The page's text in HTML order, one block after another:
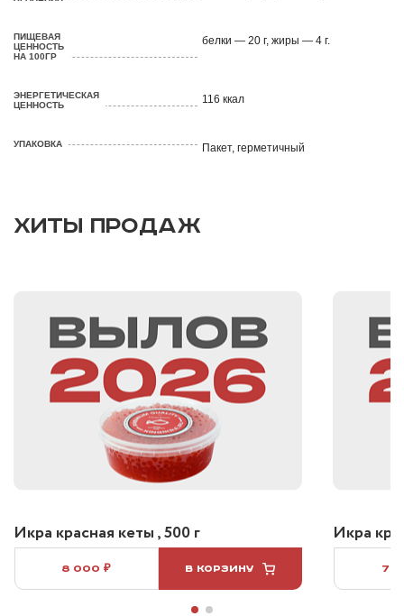
ПИЩЕВАЯ
ЦЕННОСТЬ
НА 100ГР
белки — 20 г, жиры — 4 г.
ЭНЕРГЕТИЧЕСКАЯ
ЦЕННОСТЬ
116 ккал
УПАКОВКА Пакет, герметичный
ХИТЫ ПРОДАЖ
Икра красная кеты , 500 г
8 000 ₽ В КОРЗИНУ
Икра
7